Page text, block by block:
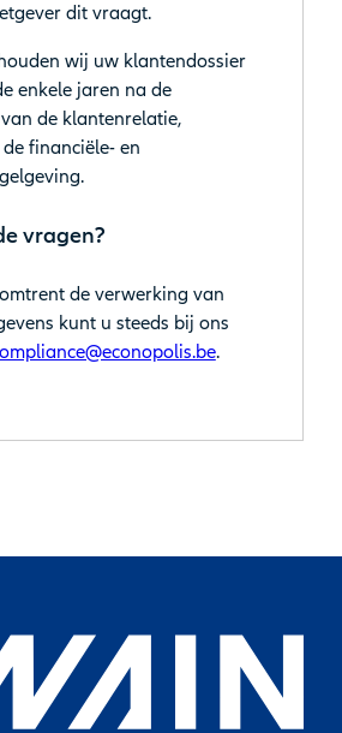
dit vraagt.
wij uw klantendossier
enkele jaren na de
de klantenrelatie,
financiële- en
vragen?
de verwerking van
kunt u steeds bij ons
.